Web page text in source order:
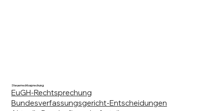
Steuerrechtssprechung
EuGH-Rechtsprechung
Bundesverfassungsgericht-Entscheidungen